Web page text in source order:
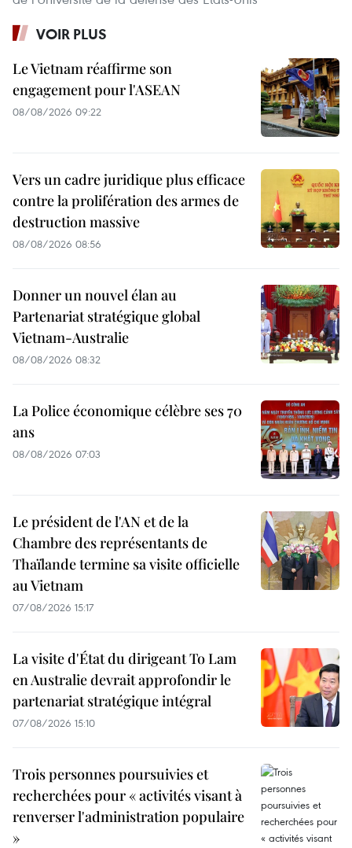
VOIR PLUS
Le Vietnam réaffirme son
engagement pour l'ASEAN
08/08/2026 09:22
Vers un cadre juridique plus efficace
contre la prolifération des armes de
destruction massive
08/08/2026 08:56
Donner un nouvel élan au
Partenariat stratégique global
Vietnam-Australie
08/08/2026 08:32
La Police économique célèbre ses 70
ans
08/08/2026 07:03
Le président de l'AN et de la
Chambre des représentants de
Thaïlande termine sa visite officielle
au Vietnam
07/08/2026 15:17
La visite d'État du dirigeant To Lam
en Australie devrait approfondir le
partenariat stratégique intégral
07/08/2026 15:10
Trois personnes poursuivies et
recherchées pour « activités visant à
renverser l'administration populaire
»